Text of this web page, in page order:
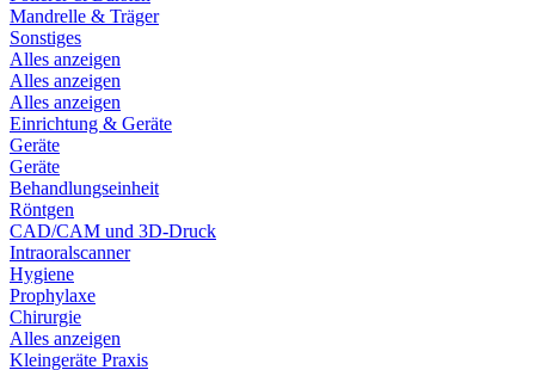
Mandrelle & Träger
Sonstiges
Alles anzeigen
Alles anzeigen
Alles anzeigen
Einrichtung & Geräte
Geräte
Geräte
Behandlungseinheit
Röntgen
CAD/CAM und 3D-Druck
Intraoralscanner
Hygiene
Prophylaxe
Chirurgie
Alles anzeigen
Kleingeräte Praxis